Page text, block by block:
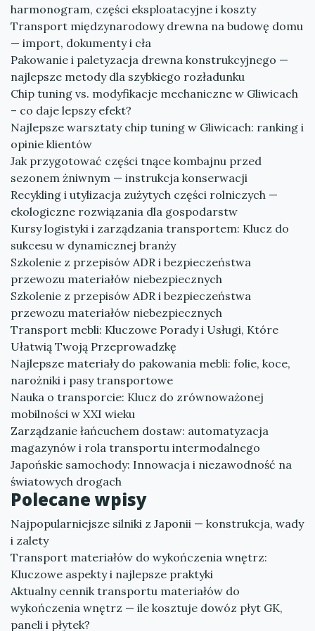
harmonogram, części eksploatacyjne i koszty
Transport międzynarodowy drewna na budowę domu
— import, dokumenty i cła
Pakowanie i paletyzacja drewna konstrukcyjnego —
najlepsze metody dla szybkiego rozładunku
Chip tuning vs. modyfikacje mechaniczne w Gliwicach
– co daje lepszy efekt?
Najlepsze warsztaty chip tuning w Gliwicach: ranking i
opinie klientów
Jak przygotować części tnące kombajnu przed
sezonem żniwnym — instrukcja konserwacji
Recykling i utylizacja zużytych części rolniczych —
ekologiczne rozwiązania dla gospodarstw
Kursy logistyki i zarządzania transportem: Klucz do
sukcesu w dynamicznej branży
Szkolenie z przepisów ADR i bezpieczeństwa
przewozu materiałów niebezpiecznych
Szkolenie z przepisów ADR i bezpieczeństwa
przewozu materiałów niebezpiecznych
Transport mebli: Kluczowe Porady i Usługi, Które
Ułatwią Twoją Przeprowadzkę
Najlepsze materiały do pakowania mebli: folie, koce,
narożniki i pasy transportowe
Nauka o transporcie: Klucz do zrównoważonej
mobilności w XXI wieku
Zarządzanie łańcuchem dostaw: automatyzacja
magazynów i rola transportu intermodalnego
Japońskie samochody: Innowacja i niezawodność na
światowych drogach
Polecane wpisy
Najpopularniejsze silniki z Japonii — konstrukcja, wady
i zalety
Transport materiałów do wykończenia wnętrz:
Kluczowe aspekty i najlepsze praktyki
Aktualny cennik transportu materiałów do
wykończenia wnętrz — ile kosztuje dowóz płyt GK,
paneli i płytek?